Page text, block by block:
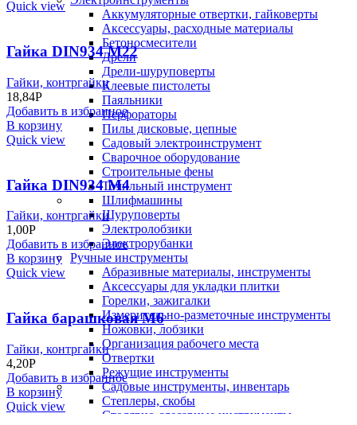
Аккумуляторные отвертки, гайковерты
Аксессуары, расходные материалы
Бетоносмесители
Дрели
Дрели-шуруповерты
Клеевые пистолеты
Паяльники
Перфораторы
Пилы дисковые, цепные
Садовый электроинструмент
Сварочное оборудование
Строительные фены
Точильный инструмент
Шлифмашины
Шуруповерты
Электролобзики
Электрорубанки
Ручные инструменты
Абразивные материалы, инструменты
Аксессуары для укладки плитки
Горелки, зажигалки
Измерительно-разметочные инструменты
Ножовки, лобзики
Организация рабочего места
Отвертки
Режущие инструменты
Садовые инструменты, инвентарь
Степлеры, скобы
Столярно-слесарные инструменты
Quick view
Гайка DIN934 M22
Гайки, контргайки
18,84Р
Добавить в избранное
В корзину
Quick view
Гайка DIN934 M4
Гайки, контргайки
1,00Р
Добавить в избранное
В корзину
Quick view
Гайка барашковая М6
Гайки, контргайки
4,20Р
Добавить в избранное
В корзину
Quick view